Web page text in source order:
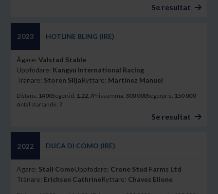
Se resultat
2023 HOTLINE BLING (IRE)
Ägare:Valstad Stable
Uppfödare: Kangyu International Racing
Tränare: Stören SiljaRyttare: Martinez Manuel
Distans: 1400Segertid: 1.22,7Prissumma: 300 000Segerpris: 150 000
Antal startande: 7
Se resultat
2022 DUCA DI COMO (IRE)
Ägare: Stall ComoUppfödare: Crone Stud Farms Ltd
Tränare: Erichsen CathrineRyttare: Chaves Elione